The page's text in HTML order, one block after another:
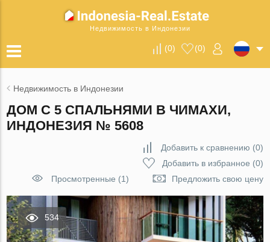
Недвижимость в Индонезии
(0) (0)
Недвижимость в Индонезии
ДОМ С 5 СПАЛЬНЯМИ В ЧИМАХИ,
ИНДОНЕЗИЯ № 5608
Добавить к сравнению (0)
Добавить в избранное (0)
Просмотренные (1)
Предложить свою цену
534